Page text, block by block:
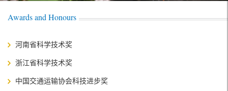
Awards and Honours
河南省科学技术奖
浙江省科学技术奖
中国交通运输协会科技进步奖